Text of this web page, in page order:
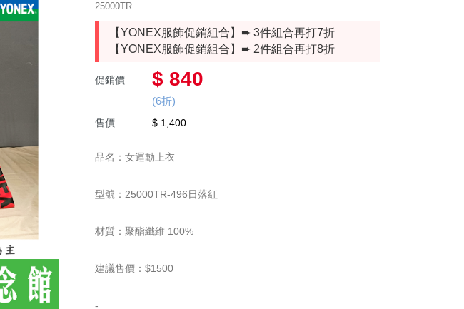
慢跑鞋
運動包款
配件
25000TR
【YONEX服飾促銷組合】➨ 3件組合再打7折
【YONEX服飾促銷組合】➨ 2件組合再打8折
促銷價 $ 840
(6折)
售價 $ 1,400
品名：女運動上衣
型號：25000TR-496日落紅
材質：聚酯纖維 100%
建議售價：$1500
-